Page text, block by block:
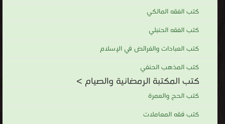
كتب الفقه المالكي
كتب الفقه الحنبلي
كتب العبادات والفرائض في الإسلام
كتب المذهب الحنفي
كتب المكتبة الرمضانية والصيام >
كتب الحج والعمرة
كتب فقه المعاملات